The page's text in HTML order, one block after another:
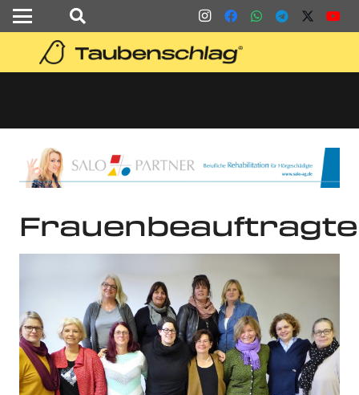
Frauenbeauftragte